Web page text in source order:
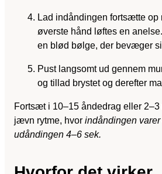
Lad indåndingen fortsætte op
øverste hånd løftes en
en blød bølge, der bevæger
Pust langsomt ud gennem
og tillad brystet og derefter
Fort­sæt i 10–15 åndedrag eller 2–3
jævn rytme, hvor indåndingen varer
udåndingen 4–6 sek.